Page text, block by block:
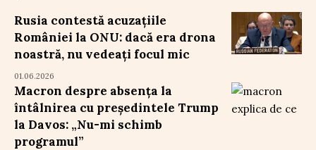
Rusia contestă acuzațiile
României la ONU: dacă era drona
noastră, nu vedeați focul mic
01.06.2026
Macron despre absența la
întâlnirea cu președintele Trump
la Davos: „Nu-mi schimb
programul”